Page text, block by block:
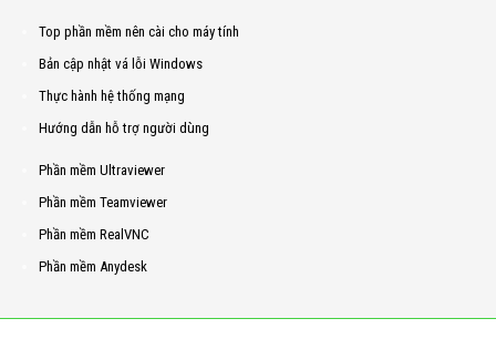
Top phần mềm nên cài cho máy tính
Bản cập nhật vá lỗi Windows
Thực hành hệ thống mạng
Hướng dẫn hỗ trợ người dùng
Phần mềm Ultraviewer
Phần mềm Teamviewer
Phần mềm RealVNC
Phần mềm Anydesk